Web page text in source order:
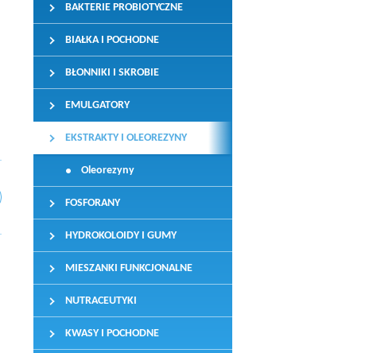
BAKTERIE PROBIOTYCZNE
BIAŁKA I POCHODNE
BŁONNIKI I SKROBIE
EMULGATORY
EKSTRAKTY I OLEOREZYNY
Oleorezyny
FOSFORANY
HYDROKOLOIDY I GUMY
MIESZANKI FUNKCJONALNE
NUTRACEUTYKI
KWASY I POCHODNE